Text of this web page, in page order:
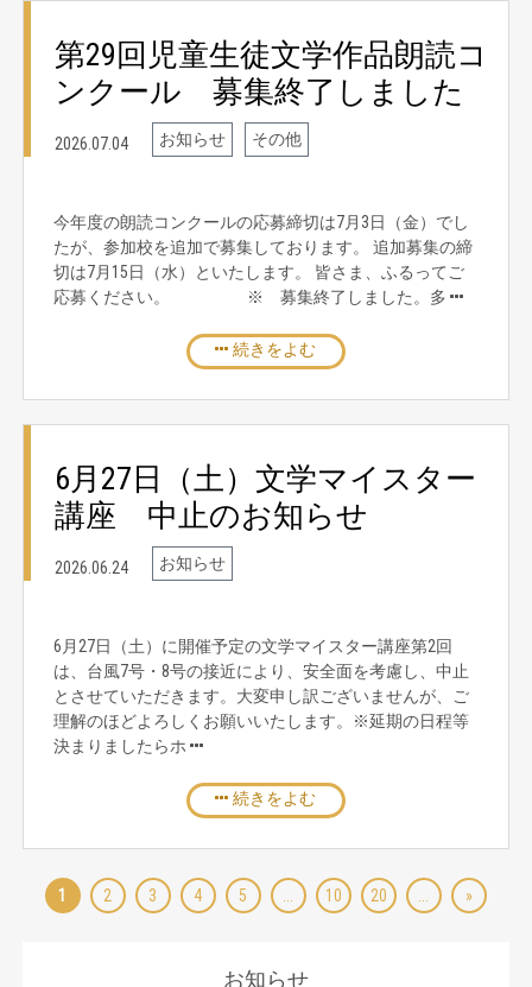
第29回児童生徒文学作品朗読コ
ンクール 募集終了しました
2026.07.04 お知らせ その他
今年度の朗読コンクールの応募締切は7月3日（金）でし
たが、参加校を追加で募集しております。 追加募集の締
切は7月15日（水）といたします。 皆さま、ふるってご
応募ください。 ※ 募集終了しました。多
続きをよむ
6月27日（土）文学マイスター
講座 中止のお知らせ
2026.06.24 お知らせ
6月27日（土）に開催予定の文学マイスター講座第2回
は、台風7号・8号の接近により、安全面を考慮し、中止
とさせていただきます。大変申し訳ございませんが、ご
理解のほどよろしくお願いいたします。※延期の日程等
決まりましたらホ
続きをよむ
1 2 3 4 5 ... 10 20 ... »
お知らせ